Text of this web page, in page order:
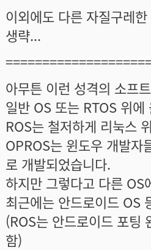
이외에도 다른 자질구레
생략...
아무튼 이런 성격의 소프
일반 OS 또는 RTOS 위
ROS는 철저하게 리눅스
OPROS는 윈도우 개발자
로 개발되었습니다.
하지만 그렇다고 다른
최근에는 안드로이드 OS
(ROS는 안드로이드 포팅
함)